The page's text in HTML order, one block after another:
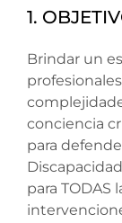
1.
Brindar un
conciencia
para
para TODAS